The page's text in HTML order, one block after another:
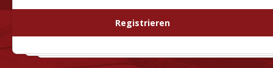
Registrieren